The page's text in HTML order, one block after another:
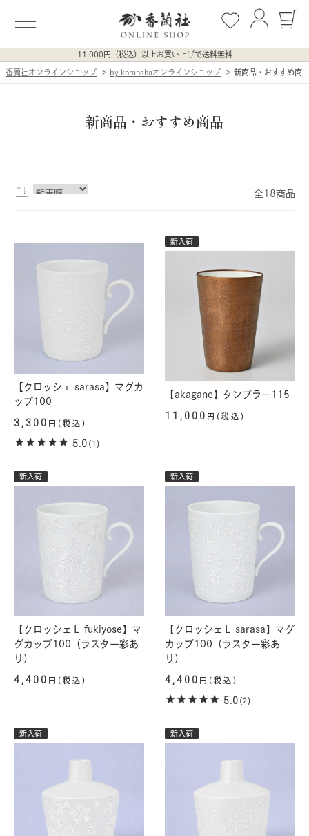
11,000円（税込）以上お買い上げで送料無料
香蘭社オンラインショップ by koranshaオンラインショップ 新商品・おすすめ商品
新商品・おすすめ商品
全18商品
【クロッシェ sarasa】マグカ
ップ100
3,300 円(税込)
5.0 (1)
新入荷
【akagane】タンブラー115
11,000 円(税込)
新入荷
【クロッシェＬ fukiyose】マ
グカップ100（ラスター彩あ
り）
4,400 円(税込)
新入荷
【クロッシェＬ sarasa】マグ
カップ100（ラスター彩あ
り）
4,400 円(税込)
5.0 (2)
新入荷 新入荷